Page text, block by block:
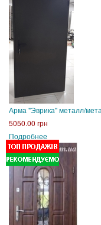
Арма "Эврика" металл/
5050.00 грн
Подробнее